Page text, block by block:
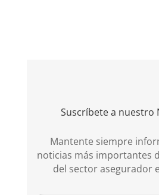
Suscríbete a nuestro
Mantente siempre
noticias más importantes
del sector asegurador